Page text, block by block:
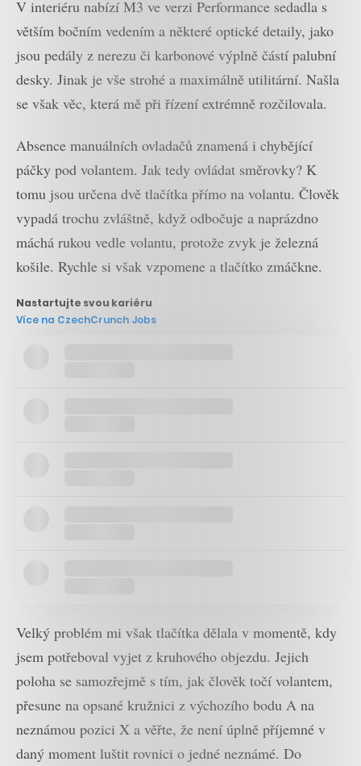
V interiéru nabízí M3 ve verzi Performance sedadla s
větším bočním vedením a některé optické detaily, jako
jsou pedály z nerezu či karbonové výplně částí palubní
desky. Jinak je vše strohé a maximálně utilitární. Našla
se však věc, která mě při řízení extrémně rozčilovala.
Absence manuálních ovladačů znamená i chybějící
páčky pod volantem. Jak tedy ovládat směrovky? K
tomu jsou určena dvě tlačítka přímo na volantu. Člověk
vypadá trochu zvláštně, když odbočuje a naprázdno
máchá rukou vedle volantu, protože zvyk je železná
košile. Rychle si však vzpomene a tlačítko zmáčkne.
Nastartujte svou kariéru
Více na CzechCrunch Jobs
Velký problém mi však tlačítka dělala v momentě, kdy
jsem potřeboval vyjet z kruhového objezdu. Jejich
poloha se samozřejmě s tím, jak člověk točí volantem,
přesune na opsané kružnici z výchozího bodu A na
neznámou pozici X a věřte, že není úplně příjemné v
daný moment luštit rovnici o jedné neznámé. Do